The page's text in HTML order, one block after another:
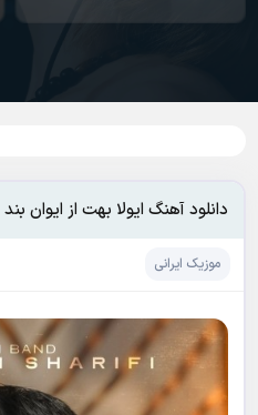
دانلود آهنگ ایولا بهت از ایوان بند
موزیک ایرانی